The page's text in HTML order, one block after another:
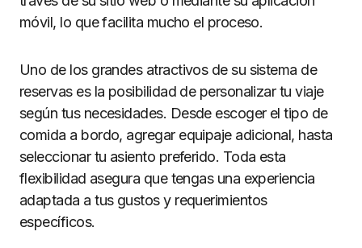
móvil, lo que facilita mucho el proceso.
Uno de los grandes atractivos de su sistema de
reservas es la posibilidad de personalizar tu viaje
según tus necesidades. Desde escoger el tipo de
comida a bordo, agregar equipaje adicional, hasta
seleccionar tu asiento preferido. Toda esta
flexibilidad asegura que tengas una experiencia
adaptada a tus gustos y requerimientos
específicos.